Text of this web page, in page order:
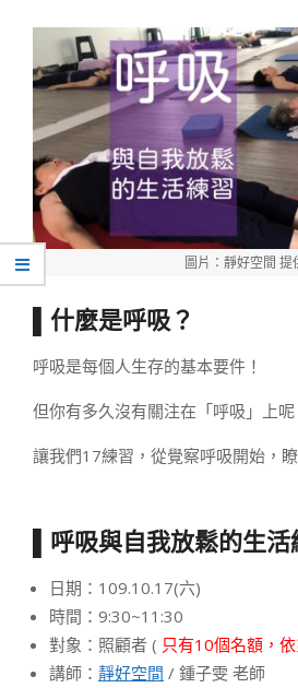
館
圖片：靜好空間 提
▌什麼是呼吸？
呼吸是每個人生存的基本要件！
但你有多久沒有關注在「呼吸」上呢
讓我們17練習，從覺察呼吸開始，
▌呼吸與自我放鬆的生活
日期：109.10.17(六)
時間：9:30~11:30
對象：照顧者 ( 只有10個名額，
講師： 靜好空間 / 鍾子雯 老師